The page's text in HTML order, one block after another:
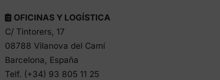
OFICINAS Y LOGÍSTICA
C/ Tintorers, 17
08788 Vilanova del Camí
Barcelona, España
Telf. (+34) 93 805 11 25